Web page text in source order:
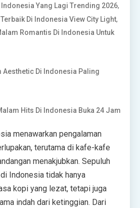
Yang Lagi Trending 2026,
Di Indonesia View City Light,
Romantis Di Indonesia Untuk
Aesthetic Di Indonesia Paling
Hits Di Indonesia Buka 24 Jam
menawarkan pengalaman
terutama di kafe-kafe
menakjubkan. Sepuluh
Indonesia tidak hanya
kopi yang lezat, tetapi juga
indah dari ketinggian. Dari